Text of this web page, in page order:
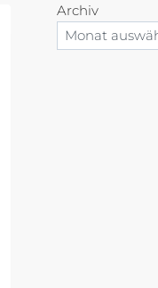
Archiv